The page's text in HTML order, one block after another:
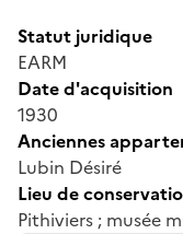
Statut juridique
EARM
Date d'acquisition
1930
Anciennes
Lubin Désiré
Lieu de
Pithiviers ; musée